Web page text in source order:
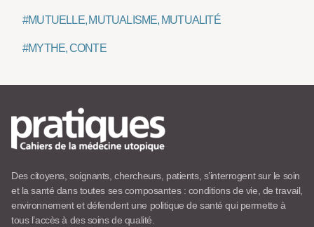
#MUTUELLE, MUTUALISME, MUTUALITÉ
#MYTHE, CONTE
Des citoyens, soignants, chercheurs, patients, s’interrogent sur le soin
et la santé dans toutes ses composantes : conditions de vie, de travail,
environnement et défendent une politique de santé qui permette à
tous l’accès à des soins de qualité.